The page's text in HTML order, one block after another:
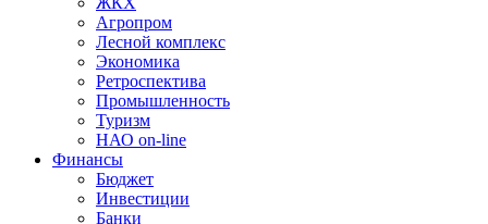
Агропром
Лесной комплекс
Экономика
Ретроспектива
Промышленность
Туризм
НАО on-line
Финансы
Бюджет
Инвестиции
Банки